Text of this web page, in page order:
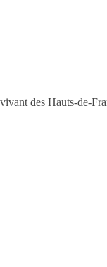
des Hauts-de-